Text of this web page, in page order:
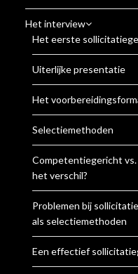
Het interview
Het eerste
Uiterlijke presentatie
Het
Selectiemethoden
Competentiegericht vs.
het verschil?
Problemen bij
als selectiemethoden
Een effectief